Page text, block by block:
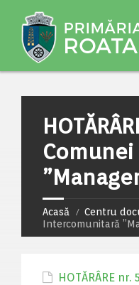
Acasă Centru
Intercomunitară
HOTĂRÂRE